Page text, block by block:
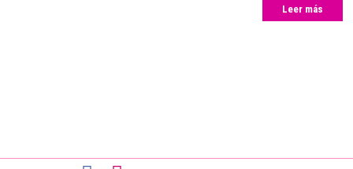
Leer más